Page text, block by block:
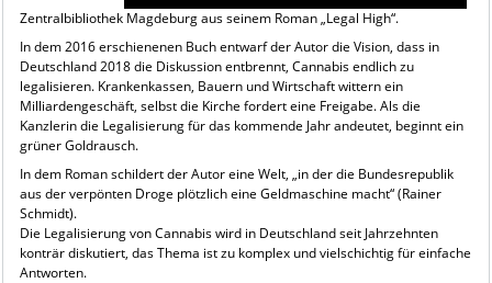
Zentralbibliothek Magdeburg aus seinem Roman „Legal High“.
In dem 2016 erschienenen Buch entwarf der Autor die Vision, dass in
Deutschland 2018 die Diskussion entbrennt, Cannabis endlich zu
legalisieren. Krankenkassen, Bauern und Wirtschaft wittern ein
Milliardengeschäft, selbst die Kirche fordert eine Freigabe. Als die
Kanzlerin die Legalisierung für das kommende Jahr andeutet, beginnt ein
grüner Goldrausch.
In dem Roman schildert der Autor eine Welt, „in der die Bundesrepublik
aus der verpönten Droge plötzlich eine Geldmaschine macht“ (Rainer
Schmidt).
Die Legalisierung von Cannabis wird in Deutschland seit Jahrzehnten
konträr diskutiert, das Thema ist zu komplex und vielschichtig für einfache
Antworten.